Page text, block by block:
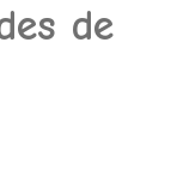
de